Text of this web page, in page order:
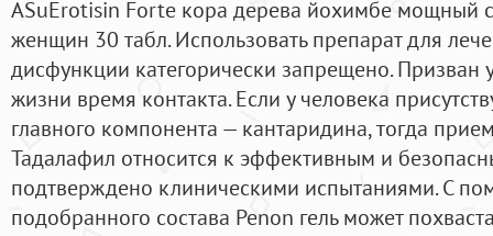
ASuErotisin Forte кора дерева йохимбе мощный
женщин 30 табл. Использовать препарат для
дисфункции категорически запрещено. Призван
жизни время контакта. Если у человека
главного компонента — кантаридина, тогда
Тадалафил относится к эффективным и
подтверждено клиническими испытаниями. С
подобранного состава Penon гель может